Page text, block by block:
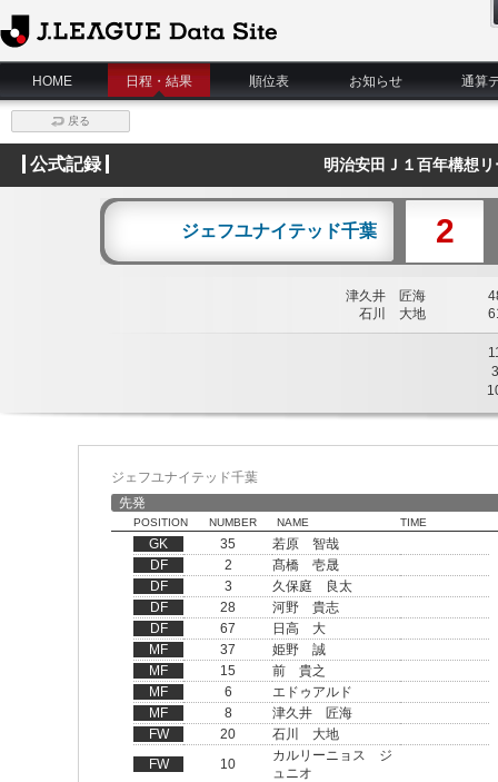
J.League Data Site
HOME
日程・結果 順位表 お知らせ 通算
戻る
公式記録 明治安田Ｊ１百年構想
ジェフユナイテッド千葉 2
津久井 匠海
石川 大地
3
ジェフユナイテッド千葉
先発
POSITION NUMBER NAME TIME
GK 35
若原 智哉
DF
2
髙橋 壱晟
DF
3
久保庭 良太
DF
28
河野 貴志
DF
67
日高 大
MF
37
姫野 誠
MF
15
前 貴之
MF
6
エドゥアルド
MF
8
津久井 匠海
FW
20
石川 大地
FW
10
カルリーニョス ジ
ュニオ